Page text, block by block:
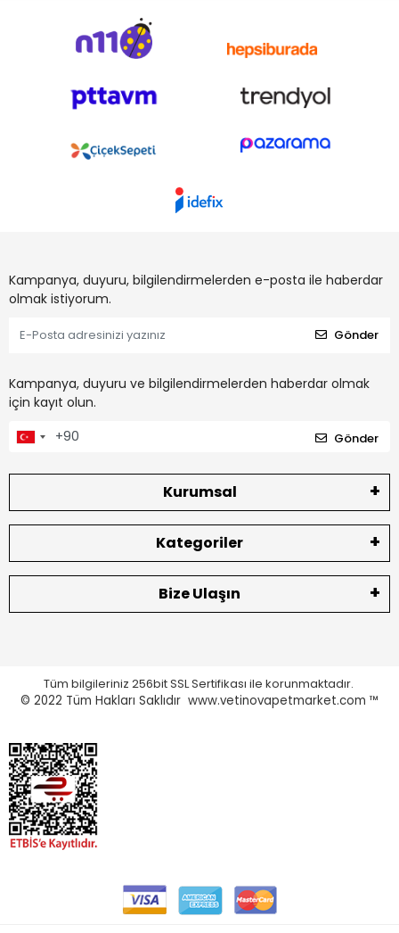
Kampanya, duyuru, bilgilendirmelerden e-posta ile haberdar
olmak istiyorum.
Gönder
Kampanya, duyuru ve bilgilendirmelerden haberdar olmak
için kayıt olun.
Gönder
Kurumsal
Kategoriler
Bize Ulaşın
Tüm bilgileriniz 256bit SSL Sertifikası ile korunmaktadır.
© 2022 Tüm Hakları Saklıdır www.vetinovapetmarket.com ™